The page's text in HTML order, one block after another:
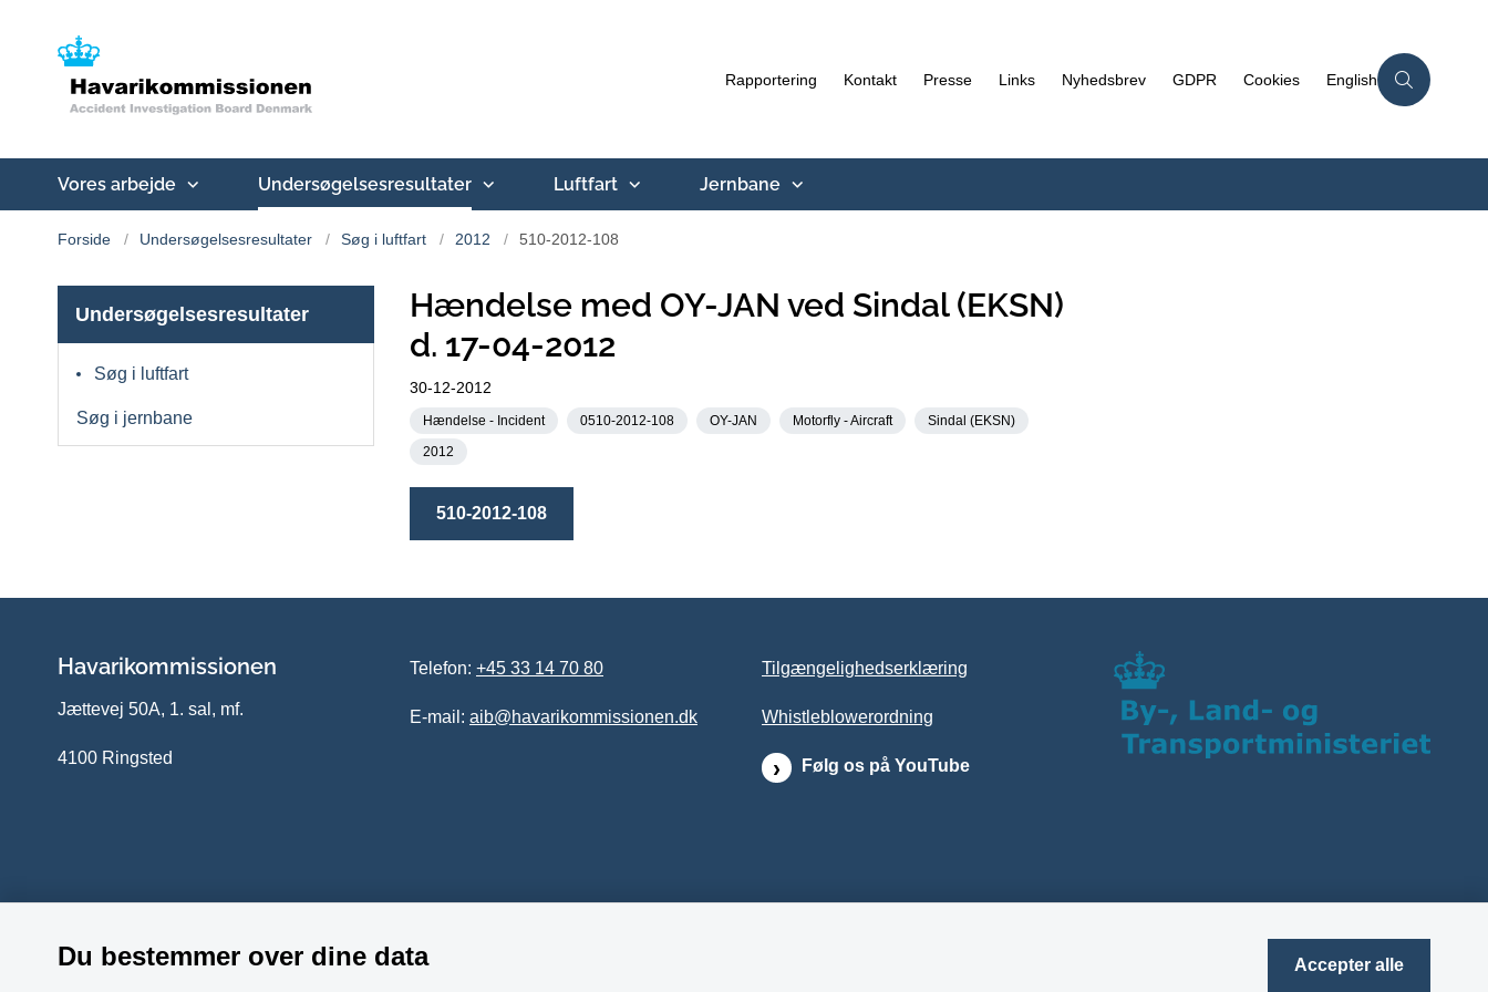
Rapportering Kontakt Presse Links Nyhedsbrev GDPR Cookies English
Vores arbejde Undersøgelsesresultater Luftfart Jernbane
Forside Undersøgelsesresultater Søg i luftfart 2012 510-2012-108
Undersøgelsesresultater
Søg i luftfart
Søg i jernbane
Hændelse med OY-JAN ved Sindal (EKSN)
d. 17-04-2012
30-12-2012
Hændelse - Incident 0510-2012-108 OY-JAN Motorfly - Aircraft
Sindal (EKSN)
2012
510-2012-108
Havarikommissionen
Jættevej 50A, 1. sal, mf.
4100 Ringsted
Telefon: +45 33 14 70 80
E-mail: aib@havarikommissionen.dk
Tilgængelighedserklæring
Whistleblowerordning
Følg os på YouTube
Du bestemmer over dine data Accepter alle